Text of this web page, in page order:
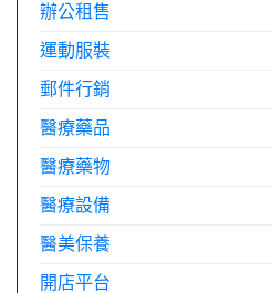
辦公租售
運動服裝
郵件行銷
醫療藥品
醫療藥物
醫療設備
醫美保養
開店平台